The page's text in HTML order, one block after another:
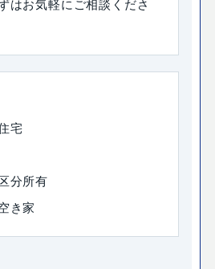
はお気軽にご相談くださ
宅
分所有
き家